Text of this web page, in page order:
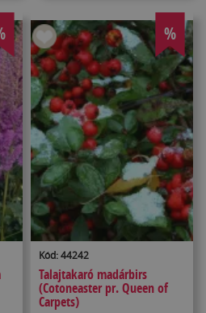
%
Kód: 44242
Talajtakaró madárbirs
(Cotoneaster pr. Queen of
Carpets)